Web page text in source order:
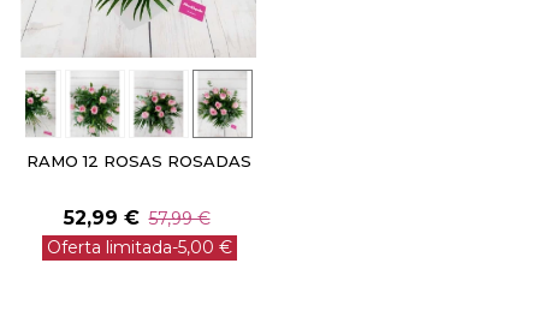
RAMO 12 ROSAS ROSADAS
52,99 € 57,99 €
Oferta limitada-5,00 €